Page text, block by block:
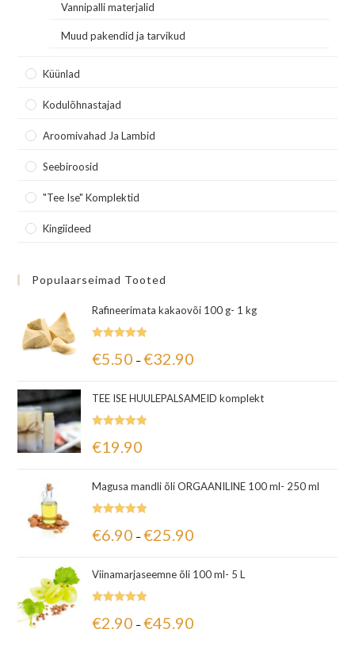
Vannipalli materjalid
Muud pakendid ja tarvikud
Küünlad
Kodulõhnastajad
Aroomivahad Ja Lambid
Seebiroosid
"Tee Ise" Komplektid
Kingiideed
Populaarseimad Tooted
Rafineerimata kakaovõi 100 g- 1 kg
5.00 / 5
€5.50 – €32.90
TEE ISE HUULEPALSAMEID komplekt
5.00 / 5
€19.90
Magusa mandli õli ORGAANILINE 100 ml- 250 ml
5.00/ 5
€6.90 – €25.90
Viinamarjaseemne õli 100 ml- 5 L
5.00 / 5
€2.90 – €45.90